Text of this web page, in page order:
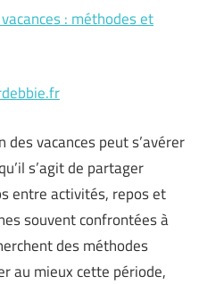
: méthodes et
vacances peut s’avérer
s’agit de partager
entre activités, repos et
souvent confrontées à
des méthodes
au mieux cette période,